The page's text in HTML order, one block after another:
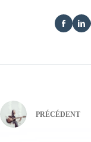
PRÉCÉDENT